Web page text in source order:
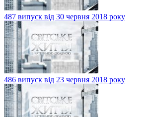
487 випуск від 30 червня 2018 року
486 випуск від 23 червня 2018 року